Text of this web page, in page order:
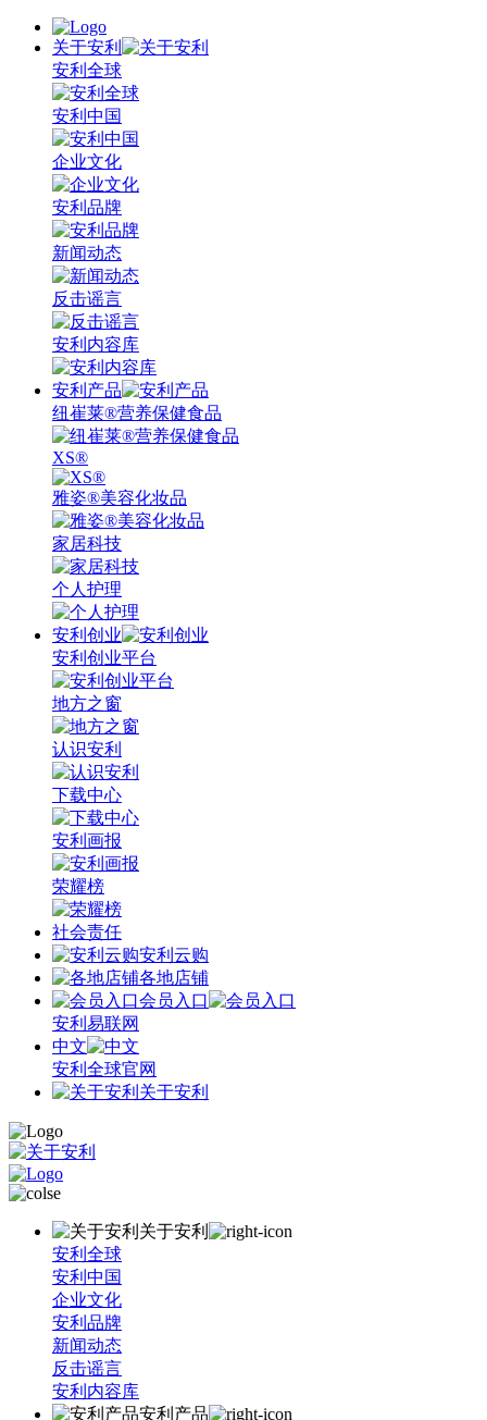
关于安利
安利全球
安利中国
企业文化
安利品牌
新闻动态
反击谣言
安利内容库
安利产品
纽崔莱®营养保健食品
XS®
雅姿®美容化妆品
家居科技
个人护理
安利创业
安利创业平台
地方之窗
认识安利
下载中心
安利画报
荣耀榜
社会责任
安利云购
各地店铺
会员入口
安利易联网
中文
安利全球官网
关于安利
关于安利
安利全球
安利中国
企业文化
安利品牌
新闻动态
反击谣言
安利内容库
安利产品